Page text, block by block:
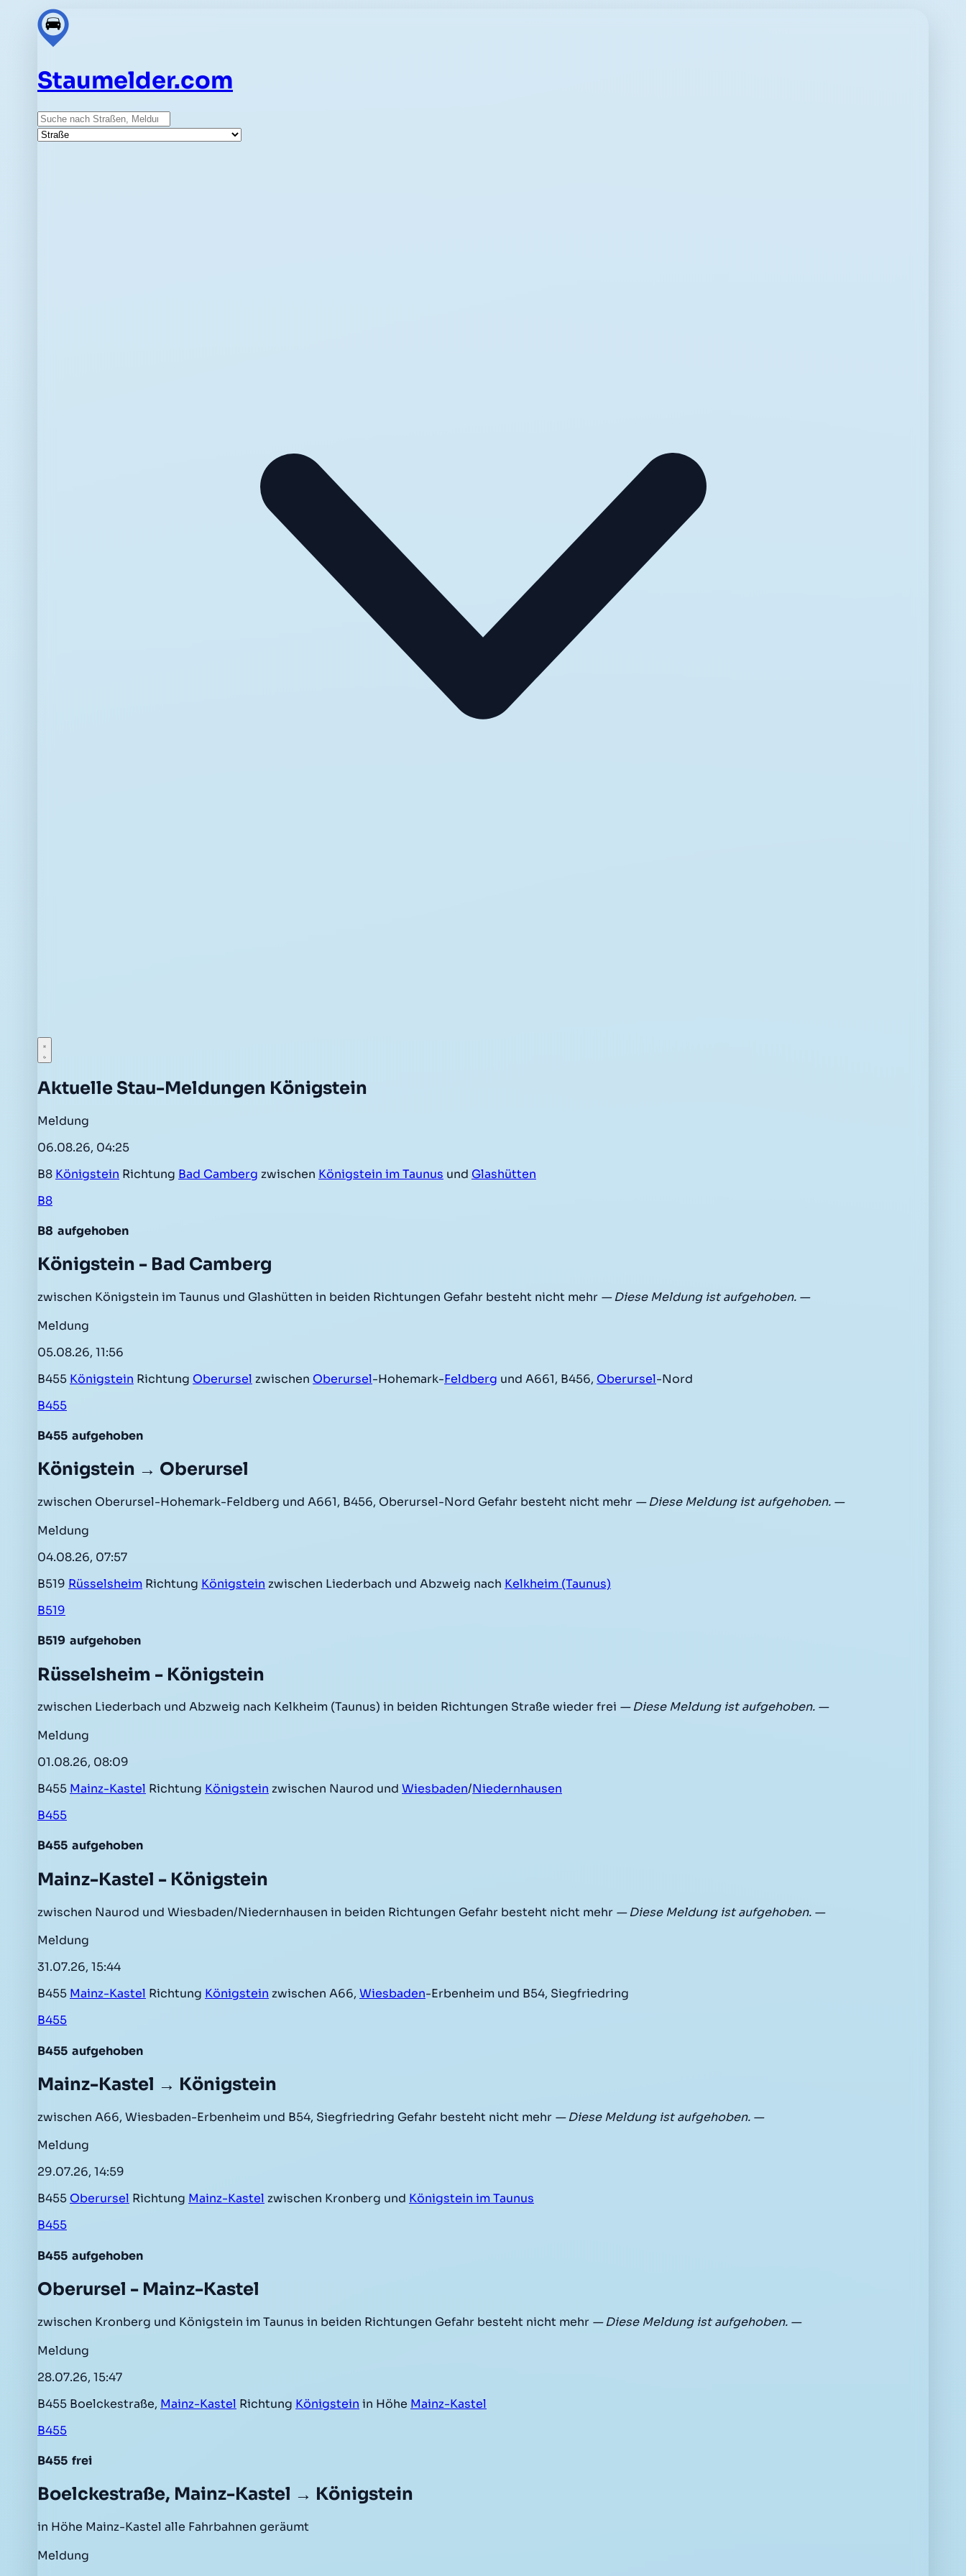
Staumelder.com
Suche
Straße
Aktuelle Stau-Meldungen Königstein
Meldung
06.08.26, 04:25
B8 Königstein Richtung Bad Camberg zwischen Königstein im Taunus und Glashütten
B8
B8 aufgehoben
Königstein - Bad Camberg
zwischen Königstein im Taunus und Glashütten in beiden Richtungen Gefahr besteht nicht mehr — Diese Meldung ist aufgehoben. —
Meldung
05.08.26, 11:56
B455 Königstein Richtung Oberursel zwischen Oberursel-Hohemark-Feldberg und A661, B456, Oberursel-Nord
B455
B455 aufgehoben
Königstein → Oberursel
zwischen Oberursel-Hohemark-Feldberg und A661, B456, Oberursel-Nord Gefahr besteht nicht mehr — Diese Meldung ist aufgehoben. —
Meldung
04.08.26, 07:57
B519 Rüsselsheim Richtung Königstein zwischen Liederbach und Abzweig nach Kelkheim (Taunus)
B519
B519 aufgehoben
Rüsselsheim - Königstein
zwischen Liederbach und Abzweig nach Kelkheim (Taunus) in beiden Richtungen Straße wieder frei — Diese Meldung ist aufgehoben. —
Meldung
01.08.26, 08:09
B455 Mainz-Kastel Richtung Königstein zwischen Naurod und Wiesbaden/Niedernhausen
B455
B455 aufgehoben
Mainz-Kastel - Königstein
zwischen Naurod und Wiesbaden/Niedernhausen in beiden Richtungen Gefahr besteht nicht mehr — Diese Meldung ist aufgehoben. —
Meldung
31.07.26, 15:44
B455 Mainz-Kastel Richtung Königstein zwischen A66, Wiesbaden-Erbenheim und B54, Siegfriedring
B455
B455 aufgehoben
Mainz-Kastel → Königstein
zwischen A66, Wiesbaden-Erbenheim und B54, Siegfriedring Gefahr besteht nicht mehr — Diese Meldung ist aufgehoben. —
Meldung
29.07.26, 14:59
B455 Oberursel Richtung Mainz-Kastel zwischen Kronberg und Königstein im Taunus
B455
B455 aufgehoben
Oberursel - Mainz-Kastel
zwischen Kronberg und Königstein im Taunus in beiden Richtungen Gefahr besteht nicht mehr — Diese Meldung ist aufgehoben. —
Meldung
28.07.26, 15:47
B455 Boelckestraße, Mainz-Kastel Richtung Königstein in Höhe Mainz-Kastel
B455
B455 frei
Boelckestraße, Mainz-Kastel → Königstein
in Höhe Mainz-Kastel alle Fahrbahnen geräumt
Meldung